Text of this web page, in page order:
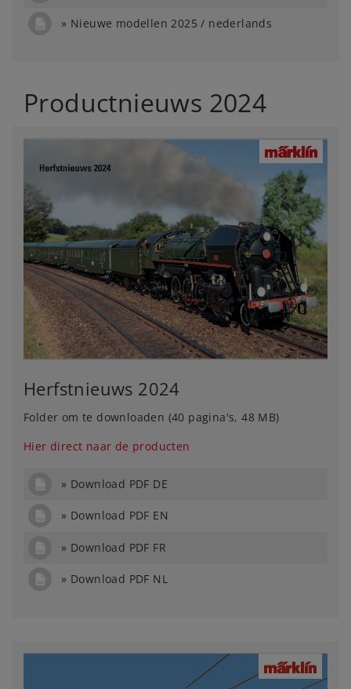
Nieuwe modellen 2025 / nederlands
Productnieuws 2024
Herfstnieuws 2024
Folder om te downloaden (40 pagina's, 48 MB)
Hier direct naar de producten
Download PDF DE
Download PDF EN
Download PDF FR
Download PDF NL